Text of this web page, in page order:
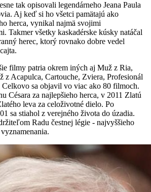
tak opisovali legendárneho Jeana Paula
Aj keď si ho všetci pamätajú ako
herca, vynikal najmä svojimi
Takmer všetky kaskadérske kúsky natáčal
herec, ktorý rovnako dobre vedel
filmy patria okrem iných aj Muž z Ria,
z Acapulca, Cartouche, Zviera, Profesionál
sa objavil vo viac ako 80 filmoch.
Césara za najlepšieho herca, v 2011 Zlatú
leva za celoživotné dielo. Po
sa stiahol z verejného života do úzadia.
Radu čestnej légie - najvyššieho